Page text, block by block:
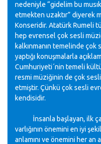
nedeniyle “gidelim bu
etmekten uzaktır” diyerek
Konseridir. Atatürk Rumeli
hep evrensel çok sesli
kalkınmanın temelinde çok
yaptığı konuşmalarla
Cumhuriyeti´nin temeli
resmi müziğinin de çok
etmiştir. Çünkü çok sesli
kendisidir.
İnsanla başlayan, ilk
varlığının önemini en iyi
anlamını ve önemini her an